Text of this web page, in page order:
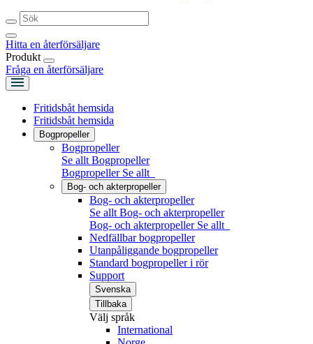
Hitta en återförsäljare
Produkt
Fråga en återförsäljare
Fritidsbåt hemsida
Fritidsbåt hemsida
Bogpropeller
Bogpropeller
Se allt Bogpropeller
Bogpropeller Se allt
Bog- och akterpropeller
Bog- och akterpropeller
Se allt Bog- och akterpropeller
Bog- och akterpropeller Se allt
Nedfällbar bogpropeller
Utanpåliggande bogpropeller
Standard bogpropeller i rör
Support
Svenska
Tillbaka
Välj språk
International